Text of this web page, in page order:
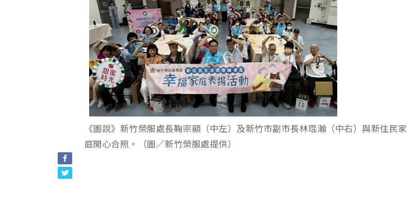
《圖說》新竹榮服處長鞠宗顯（中左）及新竹市副市長林琨瀚（中右）與新住民家
庭開心合照。（圖／新竹榮服處提供）